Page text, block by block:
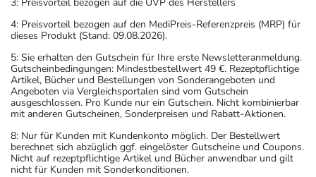
4: Preisvorteil bezogen auf den MediPreis-Referenzpreis (MRP) für
dieses Produkt (Stand: 09.08.2026).
5: Sie erhalten den Gutschein für Ihre erste Newsletteranmeldung.
Gutscheinbedingungen: Mindestbestellwert 49 €. Rezeptpflichtige
Artikel, Bücher und Bestellungen von Sonderangeboten und
Angeboten via Vergleichsportalen sind vom Gutschein
ausgeschlossen. Pro Kunde nur ein Gutschein. Nicht kombinierbar
mit anderen Gutscheinen, Sonderpreisen und Rabatt-Aktionen.
8: Nur für Kunden mit Kundenkonto möglich. Der Bestellwert
berechnet sich abzüglich ggf. eingelöster Gutscheine und Coupons.
Nicht auf rezeptpflichtige Artikel und Bücher anwendbar und gilt
nicht für Kunden mit Sonderkonditionen.